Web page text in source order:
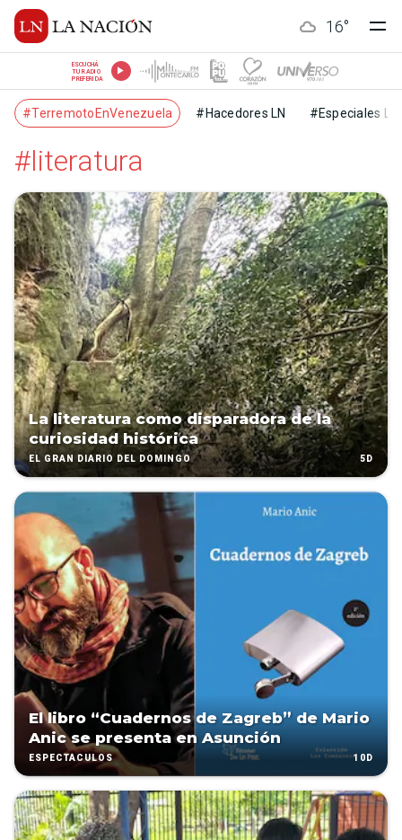
16°
ESCUCHÁ
TU RADIO
PREFERIDA
#TerremotoEnVenezuela #Hacedores LN #Especiales LN
#literatura
La literatura como disparadora de la
curiosidad histórica
EL GRAN DIARIO DEL DOMINGO 5D
El libro “Cuadernos de Zagreb” de Mario
Anic se presenta en Asunción
ESPECTÁCULOS 10D